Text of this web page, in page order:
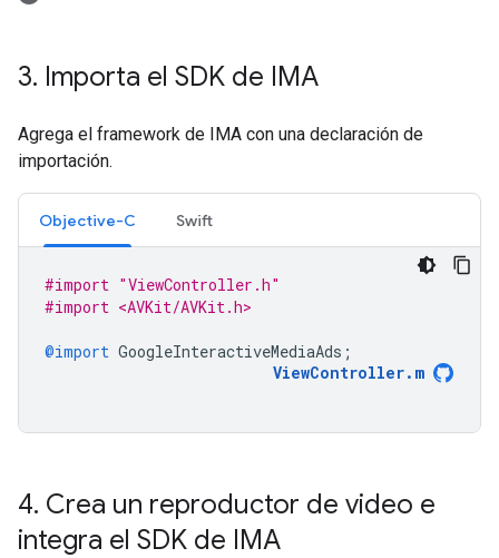
3. Importa el SDK de IMA
Agrega el framework de IMA con una declaración de
importación.
Objective-C Swift
#import "ViewController.h"
#import <AVKit/AVKit.h>
@import GoogleInteractiveMediaAds ;
ViewController. m
4. Crea un reproductor de video e
integra el SDK de IMA